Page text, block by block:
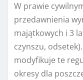
W prawie
przedawnienia
majątkowych i 3
czynszu,
modyfikuje te
okresy dla